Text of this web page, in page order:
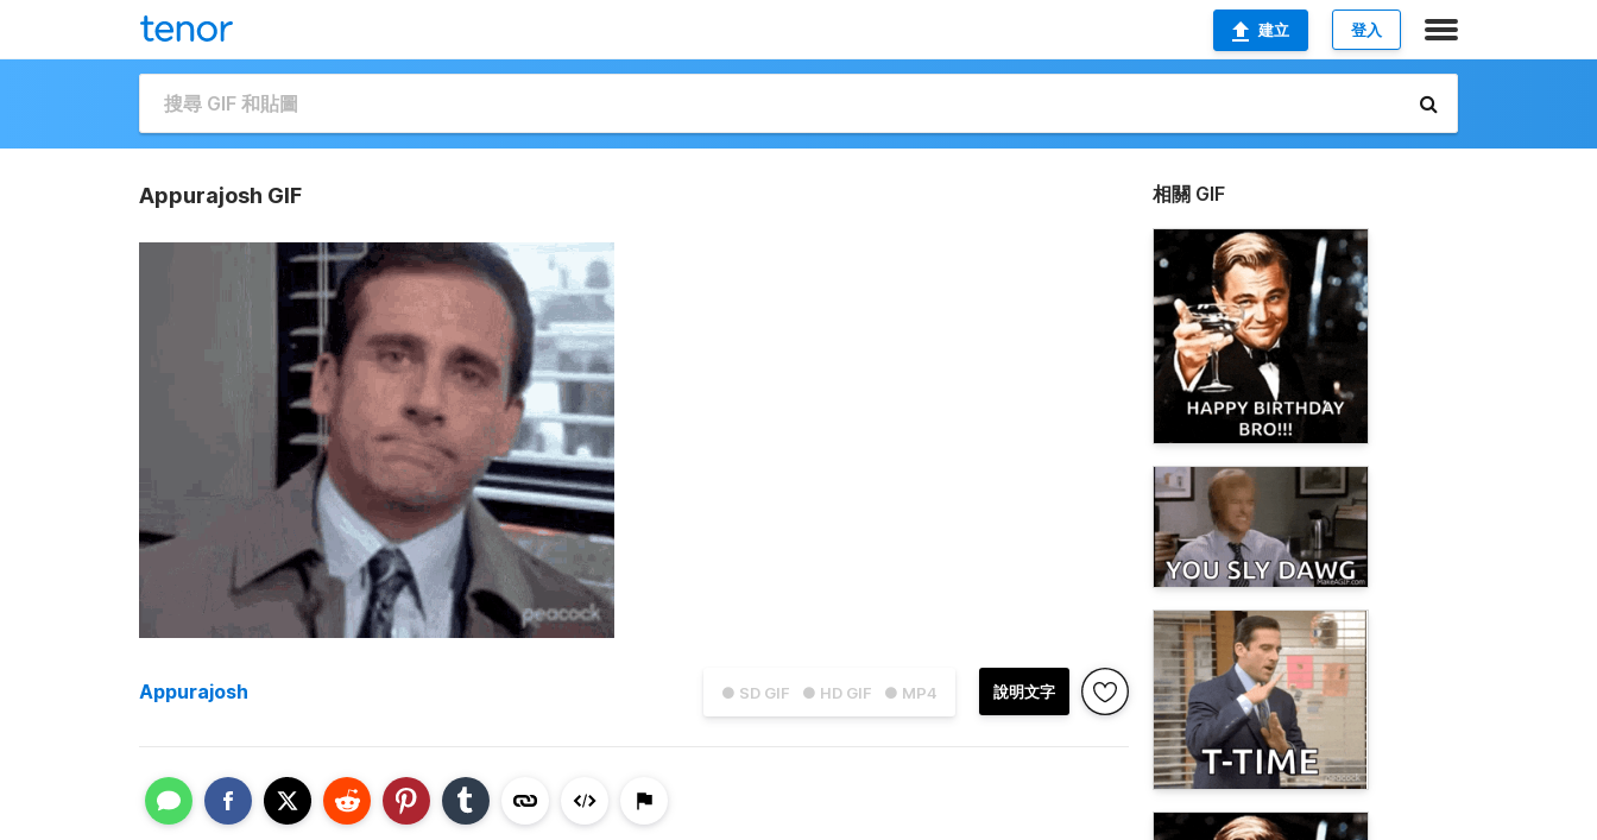
建立 登入
Appurajosh GIF
● SD GIF ● HD GIF ● MP4 說明文字
Appurajosh
相關 GIF